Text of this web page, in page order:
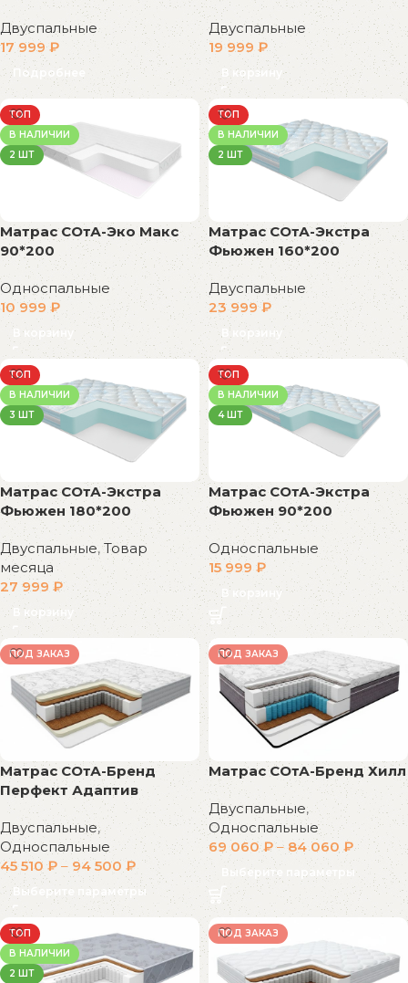
Двуспальные
17 999₽
Подробнее
Двуспальные
19 999 ₽
В корзину
ТОП
В НАЛИЧИИ
2 ШТ
Матрас СОтА-Эко Макс
90*200
Односпальные
10 999 ₽
В корзину
ТОП
В НАЛИЧИИ
2 ШТ
Матрас СОтА-Экстра
Фьюжен 160*200
Двуспальные
23 999₽
В корзину
ТОП
В НАЛИЧИИ
3 ШТ
Матрас СОтА-Экстра
Фьюжен 180*200
Двуспальные,Товар
месяца
27 999 ₽
В корзину
ТОП
В НАЛИЧИИ
4 ШТ
Матрас СОтА-Экстра
Фьюжен 90*200
Односпальные
15 999 ₽
В корзину
ПОД ЗАКАЗ
Матрас СОтА-Бренд
Перфект Адаптив
Двуспальные,
Односпальные
45 510₽ – 94 500 ₽
Выберите параметры
ПОД ЗАКАЗ
Матрас СОтА-Бренд Хилл
Двуспальные,
Односпальные
69 060₽ – 84 060 ₽
Выберите параметры
ТОП
В НАЛИЧИИ
2 ШТ
ПОД ЗАКАЗ